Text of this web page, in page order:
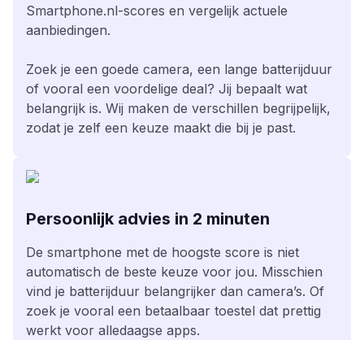
Smartphone.nl-scores en vergelijk actuele
aanbiedingen.
Zoek je een goede camera, een lange batterijduur
of vooral een voordelige deal? Jij bepaalt wat
belangrijk is. Wij maken de verschillen begrijpelijk,
zodat je zelf een keuze maakt die bij je past.
Persoonlijk advies in 2 minuten
De smartphone met de hoogste score is niet
automatisch de beste keuze voor jou. Misschien
vind je batterijduur belangrijker dan camera’s. Of
zoek je vooral een betaalbaar toestel dat prettig
werkt voor alledaagse apps.